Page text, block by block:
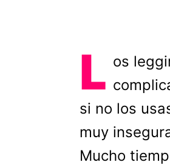
L os
si no los
muy
Mucho